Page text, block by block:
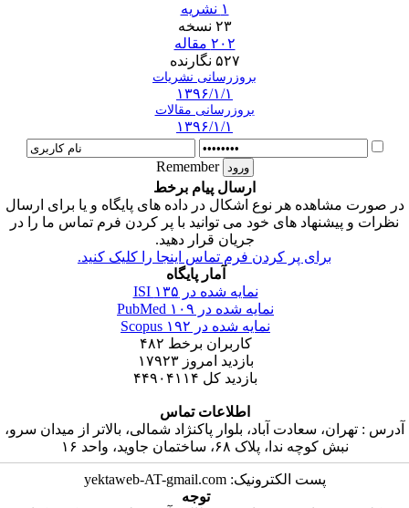
۱ نشریه
۲۳ نسخه
۲۰۲ مقاله
۵۲۷ نگارنده
بروزرسانی نشریات
۱۳۹۶/۱/۱
بروزرسانی مقالات
۱۳۹۶/۱/۱
Remember
ارسال پیام برخط
در صورت مشاهده هر نوع اشکال در داده های پایگاه و یا برای ارسال
نظرات و پیشنهاد های خود می توانید با پر کردن فرم تماس ما را در
جریان قرار دهید.
برای پر کردن فرم تماس اینجا را کلیک کنید.
آمار پایگاه
نمایه شده در ISI ۱۳۵
نمایه شده در PubMed ۱۰۹
نمایه شده در Scopus ۱۹۲
کاربران برخط ۴۸۲
بازدید امروز۱۷۹۲۳
بازدید کل ۴۴۹۰۴۱۱۴
اطلاعات تماس
آدرس : تهران، سعادت آباد، بلوار پاکنژاد شمالی، بالاتر از میدان سرو،
نبش کوچه ندا، پلاک ۶۸، ساختمان جاوید، واحد ۱۶
پست الکترونیک: yektaweb-AT-gmail.com
توجه